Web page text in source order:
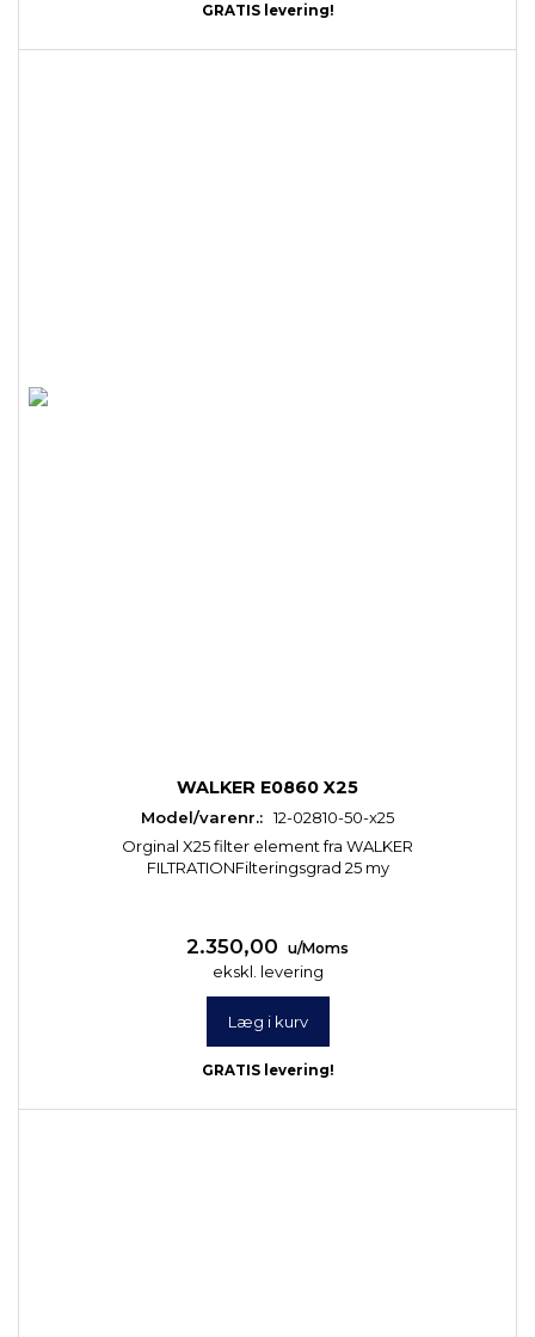
GRATIS levering!
WALKER E0860 X25
Model/varenr.: 12-02810-50-x25
Orginal X25 filter element fra WALKER
FILTRATIONFilteringsgrad 25 my
2.350,00 u/Moms
ekskl. levering
Læg i kurv
GRATIS levering!